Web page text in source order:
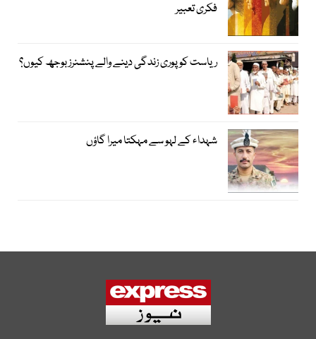
فکری تعبیر
ریاست کو پوری زندگی دینے والے پنشنرز بوجھ کیوں؟
شہداء کے لہو سے مہکتا میرا گاؤں